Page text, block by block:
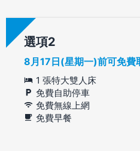
選項
8月17日(星期一)前可免費
1 張特大雙人床
免費自助停車
免費無線上網
免費早餐